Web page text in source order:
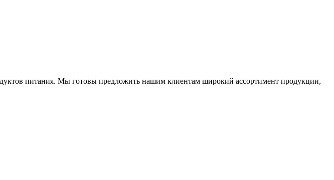
питания. Мы готовы предложить нашим клиентам широкий ассортимент продукции,